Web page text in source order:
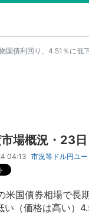
国債利回り、4.51％に低
場概況・23
04:13 市況等 ドル円ユ
国債券相場で長
い（価格は高い）